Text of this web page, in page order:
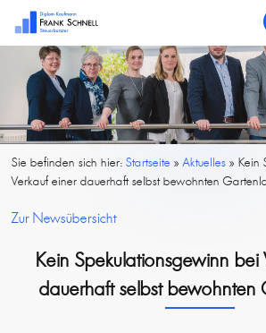
Sie befinden sich hier:Startseite »Aktuelles »Kein
Verkauf einer dauerhaft selbst bewohnten
Zur Newsübersicht
Kein Spekulationsgewinn bei
dauerhaft selbst bewohnten